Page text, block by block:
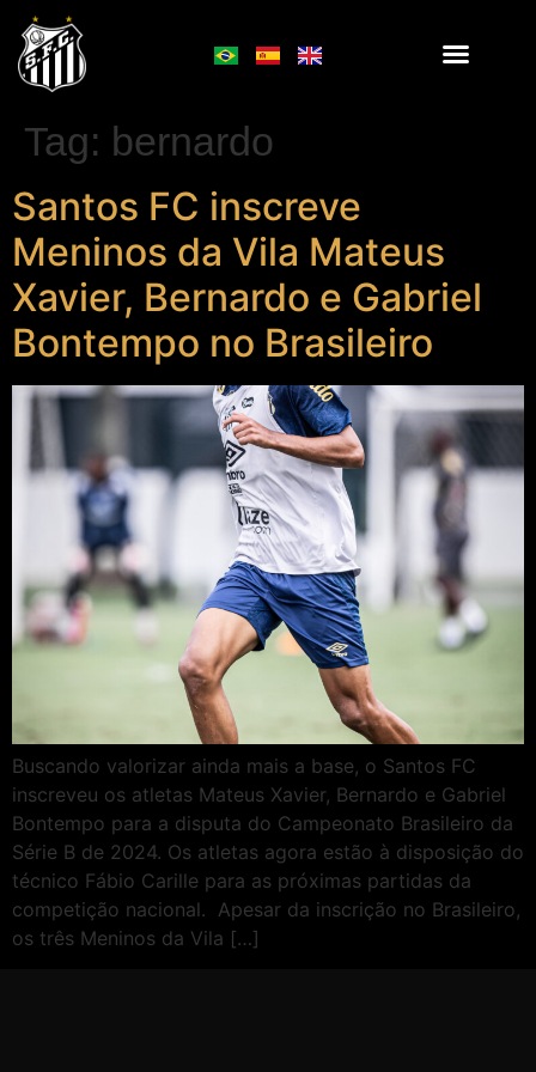
Tag: bernardo
Santos FC inscreve
Meninos da Vila Mateus
Xavier, Bernardo e Gabriel
Bontempo no Brasileiro
Buscando valorizar ainda mais a base, o Santos FC
inscreveu os atletas Mateus Xavier, Bernardo e Gabriel
Bontempo para a disputa do Campeonato Brasileiro da
Série B de 2024. Os atletas agora estão à disposição do
técnico Fábio Carille para as próximas partidas da
competição nacional. Apesar da inscrição no Brasileiro,
os três Meninos da Vila […]